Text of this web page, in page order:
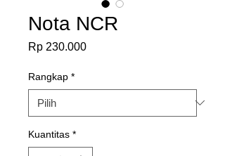
Nota NCR
Rp 230.000Harga
Rangkap *
Kuantitas *